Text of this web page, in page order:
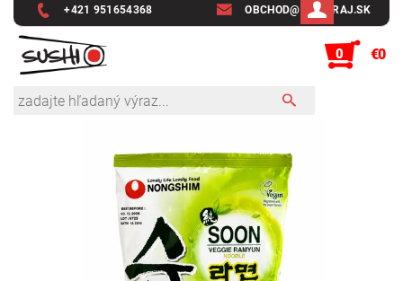
+421 951654368 OBCHOD@SUSHIRAJ.SK
0 €0